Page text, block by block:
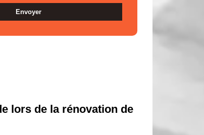
lors de la rénovation de